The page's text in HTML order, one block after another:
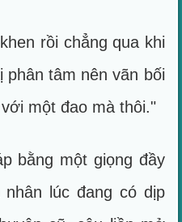
rồi chẳng qua khi
phân tâm nên vãn bối
một đao mà thôi."
bằng một giọng đầy
lúc đang có dịp